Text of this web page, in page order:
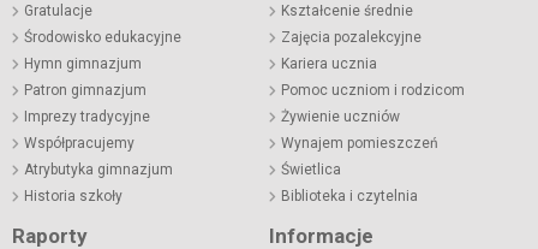
Gratulacje
Środowisko edukacyjne
Hymn gimnazjum
Patron gimnazjum
Imprezy tradycyjne
Współpracujemy
Atrybutyka gimnazjum
Historia szkoły
Kształcenie średnie
Zajęcia pozalekcyjne
Kariera ucznia
Pomoc uczniom i rodzicom
Żywienie uczniów
Wynajem pomieszczeń
Świetlica
Biblioteka i czytelnia
Raporty Informacje